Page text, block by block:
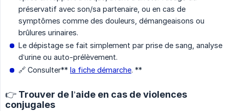
préservatif avec son/sa partenaire, ou en cas de
symptômes comme des douleurs, démangeaisons ou
brûlures urinaires.
Le dépistage se fait simplement par prise de sang, analyse
d’urine ou auto-prélèvement.
🔗 Consulter** la fiche démarche. **
👉 Trouver de l’aide en cas de violences
conjugales